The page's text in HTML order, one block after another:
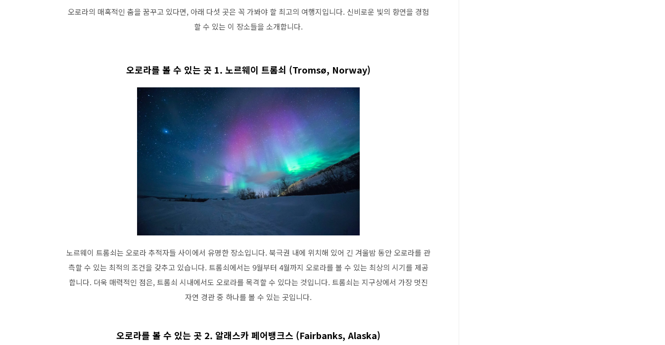
오로라의 매혹적인 춤을 꿈꾸고 있다면, 아래 다섯 곳은 꼭 가봐야 할 최고의 여행지입니다. 신비로운 빛의 향연을 경험
할 수 있는 이 장소들을 소개합니다.
오로라를 볼 수 있는 곳 1. 노르웨이 트롬쇠 (Tromsø, Norway)
노르웨이 트롬쇠는 오로라 추적자들 사이에서 유명한 장소입니다. 북극권 내에 위치해 있어 긴 겨울밤 동안 오로라를 관
측할 수 있는 최적의 조건을 갖추고 있습니다. 트롬쇠에서는 9월부터 4월까지 오로라를 볼 수 있는 최상의 시기를 제공
합니다. 더욱 매력적인 점은, 트롬쇠 시내에서도 오로라를 목격할 수 있다는 것입니다. 트롬쇠는 지구상에서 가장 멋진
자연 경관 중 하나를 볼 수 있는 곳입니다.
오로라를 볼 수 있는 곳 2. 알래스카 페어뱅크스 (Fairbanks, Alaska)